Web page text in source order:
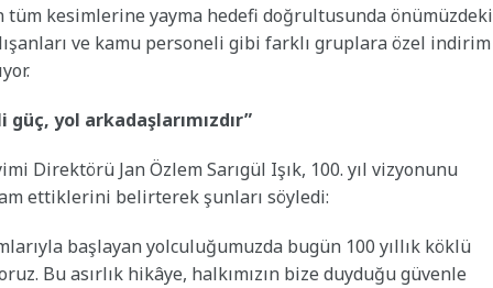
tüm kesimlerine yayma hedefi doğrultusunda önümüzdeki
ve kamu personeli gibi farklı gruplara özel indirim
yol arkadaşlarımızdır”
Direktörü Jan Özlem Sarıgül Işık, 100. yıl vizyonunu
ettiklerini belirterek şunları söyledi:
başlayan yolculuğumuzda bugün 100 yıllık köklü
Bu asırlık hikâye, halkımızın bize duyduğu güvenle